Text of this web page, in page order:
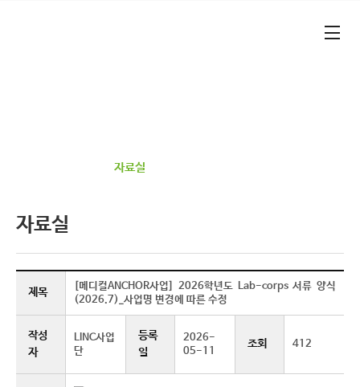
자료실
자료실
제목
[메디컬ANCHOR사업] 2026학년도 Lab-corps 서류 양식
(2026.7)_사업명 변경에 따른 수정
작성
자
LINC사업
단
등록
일
2026-
05-11
조회 412